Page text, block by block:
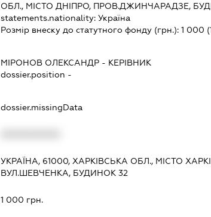
ОБЛ., МІСТО ДНІПРО, ПРОВ.ДЖИНЧАРАДЗЕ,
statements.nationality: Україна
Розмір внеску до статутного фонду (грн.): 1 000
МІРОНОВ ОЛЕКСАНДР- КЕРІВНИК
dossier.position -
dossier.missingData
УКРАЇНА, 61000, ХАРКІВСЬКА ОБЛ., МІСТО
ВУЛ.ШЕВЧЕНКА, БУДИНОК 32
1 000 грн.